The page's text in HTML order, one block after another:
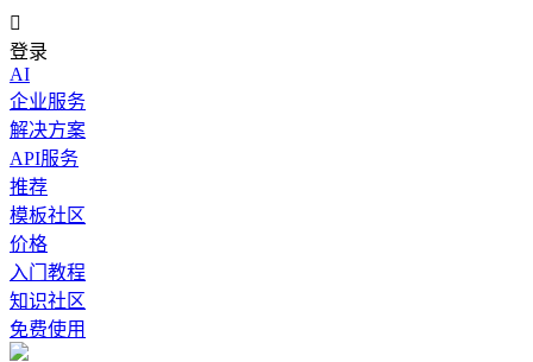

登录
AI
企业服务
解决方案
API服务
推荐
模板社区
价格
入门教程
知识社区
免费使用